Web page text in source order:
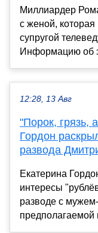
Миллиардер
с женой,
супругой
Информацию об
12:28, 13 Авг
"Порок, грязь,
Гордон
развода
Екатерина
интересы
разводе с
предполагаемой